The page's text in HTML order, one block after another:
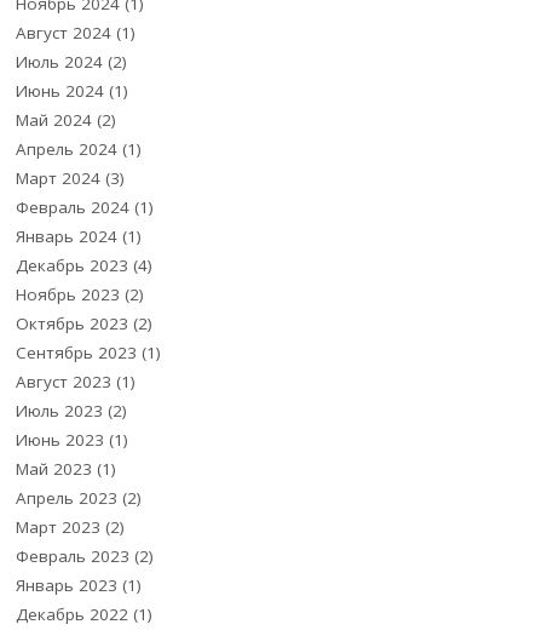
Август 2024 (1)
Июль 2024 (2)
Июнь 2024 (1)
Май 2024 (2)
Апрель 2024 (1)
Март 2024 (3)
Февраль 2024 (1)
Январь 2024 (1)
Декабрь 2023 (4)
Ноябрь 2023 (2)
Октябрь 2023 (2)
Сентябрь 2023 (1)
Август 2023 (1)
Июль 2023 (2)
Июнь 2023 (1)
Май 2023 (1)
Апрель 2023 (2)
Март 2023 (2)
Февраль 2023 (2)
Январь 2023 (1)
Декабрь 2022 (1)